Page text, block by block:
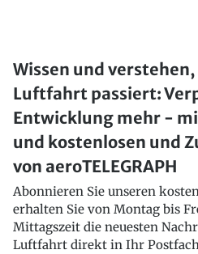
Wissen und
Luftfahrt passiert:
Entwicklung mehr -
und kostenlosen und
von aeroTELEGRAPH
Abonnieren Sie unseren
erhalten Sie von Montag bis
Mittagszeit die neuesten
Luftfahrt direkt in Ihr